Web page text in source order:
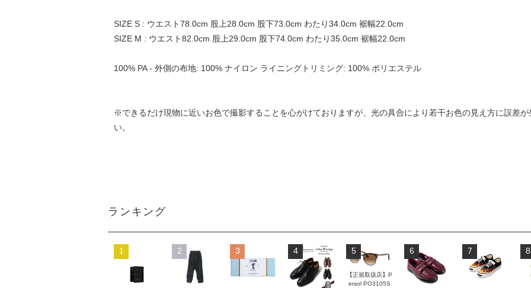
SIZE S : ウエスト78.0cm 股上28.0cm 股下73.0cm わたり34.0cm 裾幅22.0cm
SIZE M : ウエスト82.0cm 股上29.0cm 股下74.0cm わたり35.0cm 裾幅22.0cm
100% PA - 外側の布地: 100% ナイロン ライニングトリミング: 100% ポリエステル
※できるだけ現物に近いお色で撮影することを心がけておりますが、光の具合により若干お色の見え方に誤差
い。
ランキング
1 2 3 4 5
【正規取扱店】P
ersol PO3105S
6 7 8